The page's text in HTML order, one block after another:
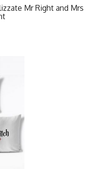
Mr Right and Mrs